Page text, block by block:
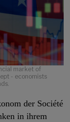
market of
- economists
der Société
in ihrem